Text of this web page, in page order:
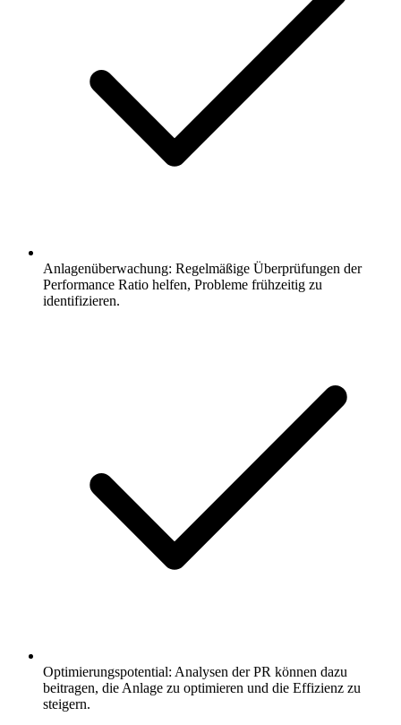
Anlagenüberwachung: Regelmäßige Überprüfungen der
Performance Ratio helfen, Probleme frühzeitig zu
identifizieren.
Optimierungspotential: Analysen der PR können dazu
beitragen, die Anlage zu optimieren und die Effizienz zu
steigern.